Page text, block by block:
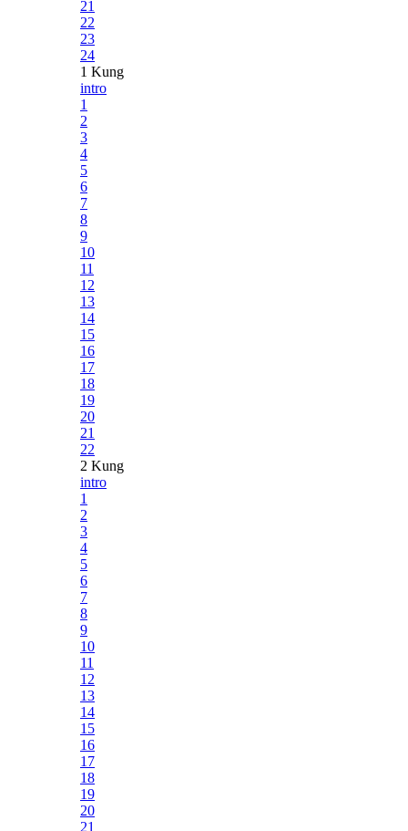
21
22
23
24
1 Kung
intro
1
2
3
4
5
6
7
8
9
10
11
12
13
14
15
16
17
18
19
20
21
22
2 Kung
intro
1
2
3
4
5
6
7
8
9
10
11
12
13
14
15
16
17
18
19
20
21